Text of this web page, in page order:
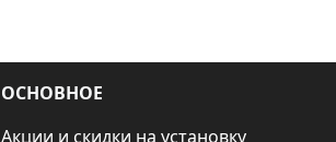
ОСНОВНОЕ
Акции и скидки на установку